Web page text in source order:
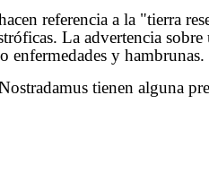
referencia a la "tierra
La advertencia
enfermedades y
tienen alguna